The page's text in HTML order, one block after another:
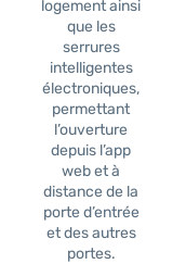
logement ainsi
que les
serrures
intelligentes
électroniques,
permettant
l’ouverture
depuis l’app
web et à
distance de la
porte d’entrée
et des autres
portes.